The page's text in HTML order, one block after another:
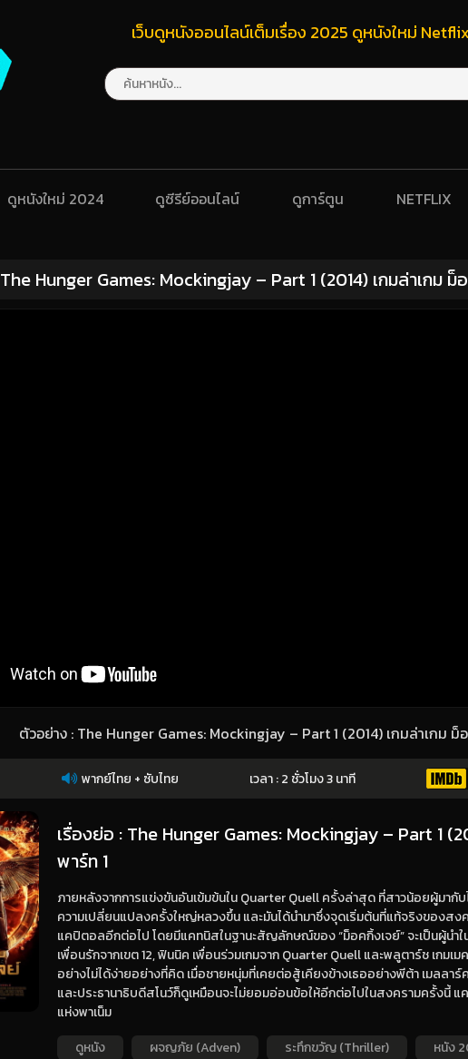
เว็บดูหนังออนไลน์เต็มเรื่อง 2025 ดูหนังใหม่
ดูหนังใหม่ 2024 ดูซีรีย์ออนไลน์ ดูการ์ตูน NETFLIX
The Hunger Games: Mockingjay – Part 1 (2014) เกมล่าเกม ม็
ตัวอย่าง : The Hunger Games: Mockingjay – Part 1 (2014) เกมล่าเกม ม็
พากย์ไทย + ซับไทย เวลา : 2 ชั่วโมง 3 นาที
เรื่องย่อ : The Hunger Games: Mockingjay – Part 1
พาร์ท 1
ภายหลังจากการแข่งขันอันเข้มข้นใน Quarter Quell ครั้งล่าสุด ที่สาวน้อยผู้มากับ
ความเปลี่ยนแปลงครั้งใหญ่หลวงขึ้น และมันได้นำมาซึ่งจุดเริ่มต้นที่แท้จริงของส
แคปิตอลอีกต่อไป โดยมีแคทนิสในฐานะสัญลักษณ์ของ “ม็อคกิ้งเจย์” จะเป็นผู้นำ
เพื่อนรักจากเขต 12, ฟินนิค เพื่อนร่วมเกมจาก Quarter Quell และพลูตาร์ช เกม
อย่างไม่ได้ง่ายอย่างที่คิด เมื่อชายหนุ่มที่เคยต่อสู้เคียงข้างเธออย่างพีต้า เมลล
และประธานาธิบดีสโนว์ก็ดูเหมือนจะไม่ยอมอ่อนข้อให้อีกต่อไปในสงครามครั้งนี้
แห่งพาเน็ม
ดูหนัง
ผจญภัย (Adven) ระทึกขวัญ (Thriller)
หนัง